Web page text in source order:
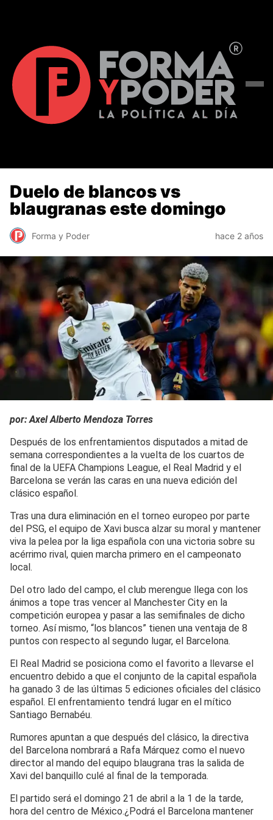
Duelo de blancos vs
blaugranas este domingo
Forma y Poder hace 2 años
por: Axel Alberto Mendoza Torres
Después de los enfrentamientos disputados a mitad de
semana correspondientes a la vuelta de los cuartos de
final de la UEFA Champions League, el Real Madrid y el
Barcelona se verán las caras en una nueva edición del
clásico español.
Tras una dura eliminación en el torneo europeo por parte
del PSG, el equipo de Xavi busca alzar su moral y mantener
viva la pelea por la liga española con una victoria sobre su
acérrimo rival, quien marcha primero en el campeonato
local.
Del otro lado del campo, el club merengue llega con los
ánimos a tope tras vencer al Manchester City en la
competición europea y pasar a las semifinales de dicho
torneo. Así mismo, “los blancos” tienen una ventaja de 8
puntos con respecto al segundo lugar, el Barcelona.
El Real Madrid se posiciona como el favorito a llevarse el
encuentro debido a que el conjunto de la capital española
ha ganado 3 de las últimas 5 ediciones oficiales del clásico
español. El enfrentamiento tendrá lugar en el mítico
Santiago Bernabéu.
Rumores apuntan a que después del clásico, la directiva
del Barcelona nombrará a Rafa Márquez como el nuevo
director al mando del equipo blaugrana tras la salida de
Xavi del banquillo culé al final de la temporada.
El partido será el domingo 21 de abril a la 1 de la tarde,
hora del centro de México.¿Podrá el Barcelona mantener